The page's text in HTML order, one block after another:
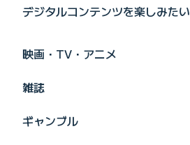
デジタルコンテンツを楽しみたい
映画・TV・アニメ
雑誌
ギャンブル